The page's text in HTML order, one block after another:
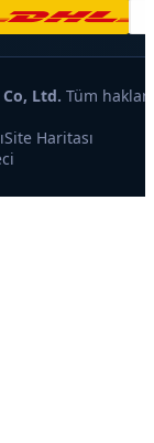
Co, Ltd. Tüm hakları
Site Haritası